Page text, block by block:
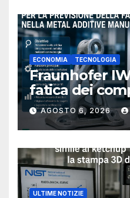
ECONOMIA TECNOLOGIA
Fraunhofer
fatica dei
metallici
AGOSTO 6, 2026
ULTIME NOTIZIE